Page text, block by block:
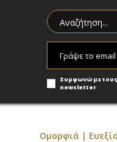
Συμφωνώ με
newsletter
Ομορφιά |